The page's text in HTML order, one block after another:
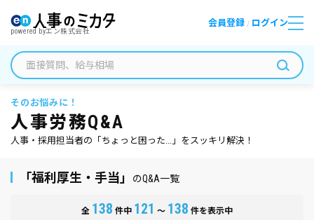
powered byエン株式会社
会員登録 / ログイン
そのお悩みに！
人事労務Q&A
人事・採用担当者の「ちょっと困った...」をスッキリ解決！
「福利厚生・手当」 のQ&A一覧
全 138 件中 121 ～ 138 件を表示中